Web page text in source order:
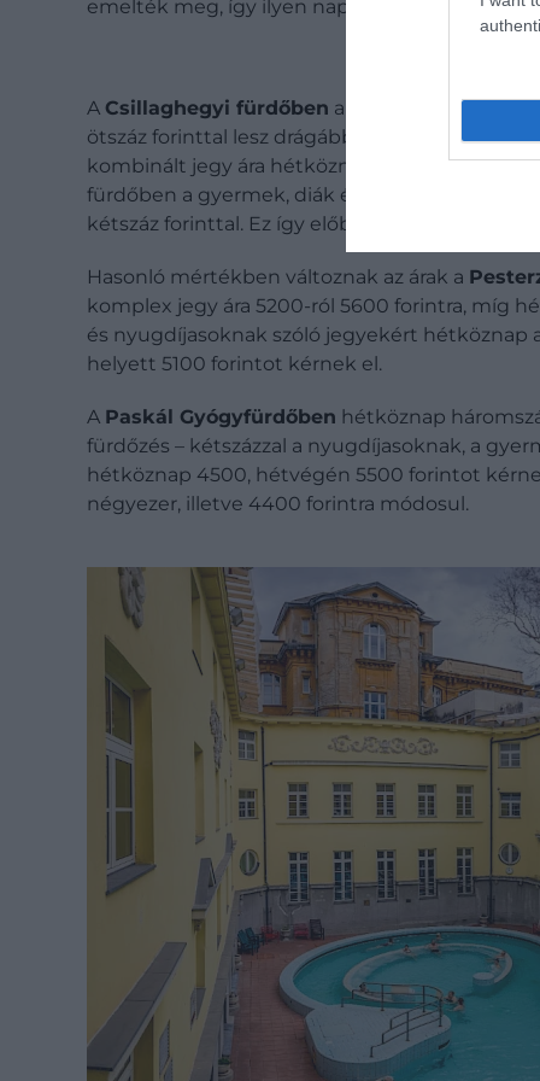
emelték meg, így ilyen napokon 15 800
A Csillaghegyi fürdőben a hétköznapi
ötszáz forinttal lesz drágább (6600 forint) a
kombinált jegy ára hétköznap 4200 helyett
fürdőben a gyermek, diák és nyugdíjas
kétszáz forinttal. Ez így előbbi esetben 3300,
Hasonló mértékben változnak az árak a
komplex jegy ára 5200-ról 5600 forintra, míg
és nyugdíjasoknak szóló jegyekért
helyett 5100 forintot kérnek el.
A Paskál Gyógyfürdőben hétköznap
fürdőzés – kétszázzal a nyugdíjasoknak, a
hétköznap 4500, hétvégén 5500 forintot
négyezer, illetve 4400 forintra módosul.